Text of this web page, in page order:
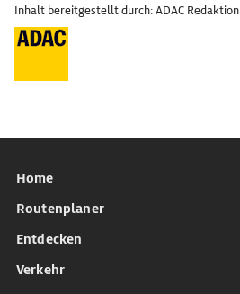
Inhalt bereitgestellt durch: ADAC Redaktion
Home
Routenplaner
Entdecken
Verkehr